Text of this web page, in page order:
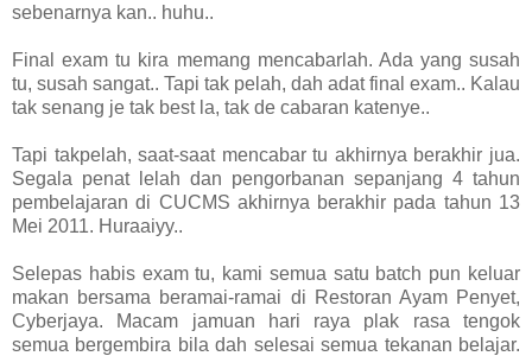
sebenarnya kan.. huhu..
Final exam tu kira memang mencabarlah. Ada yang susah
tu, susah sangat.. Tapi tak pelah, dah adat final exam.. Kalau
tak senang je tak best la, tak de cabaran katenye..
Tapi takpelah, saat-saat mencabar tu akhirnya berakhir jua.
Segala penat lelah dan pengorbanan sepanjang 4 tahun
pembelajaran di CUCMS akhirnya berakhir pada tahun 13
Mei 2011. Huraaiyy..
Selepas habis exam tu, kami semua satu batch pun keluar
makan bersama beramai-ramai di Restoran Ayam Penyet,
Cyberjaya. Macam jamuan hari raya plak rasa tengok
semua bergembira bila dah selesai semua tekanan belajar.